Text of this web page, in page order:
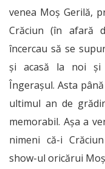
venea Moș Gerilă,
Crăciun (în afară
încercau să se
și acasă la noi și
Îngerașul. Asta
ultimul an de
memorabil. Așa a
nimeni că-i
show-ul oricărui